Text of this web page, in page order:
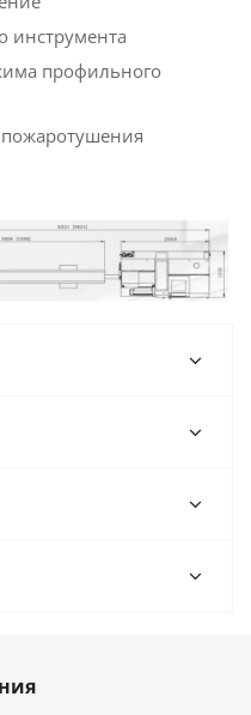
инструмента
профильного
пожаротушения